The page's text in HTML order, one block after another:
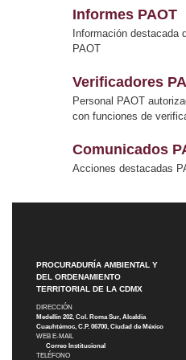
Informes PAOT
Información destacada
PAOT
Verificadores
Personal PAOT
con funciones de
Comunicados
Acciones destacadas
PROCURADURÍA AMBIENTAL Y
DEL ORDENAMIENTO
TERRITORIAL DE LA CDMX
DIRECCIÓN
Medellín 202, Col. Roma Sur, Alcaldía
Cuauhtémoc, C.P. 06700, Ciudad de México
WEB E-MAIL
Correo Institucional
TELÉFONO